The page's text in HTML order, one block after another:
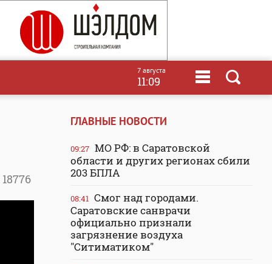
7 августа
11:09
18776
ГЛАВНЫЕ НОВОСТИ
09:27 МО РФ: в Саратовской
области и других регионах сбили
203 БПЛА
08:41 Смог над городами.
Саратовские санврачи
официально признали
загрязнение воздуха
"Ситиматиком"